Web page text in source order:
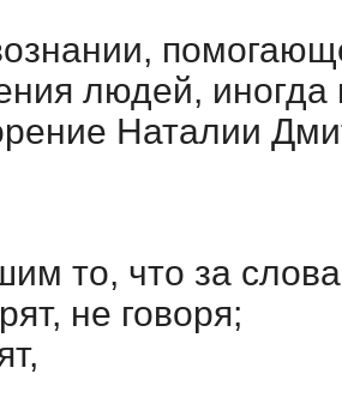
людей,
Наталии
то, что за
не говоря;